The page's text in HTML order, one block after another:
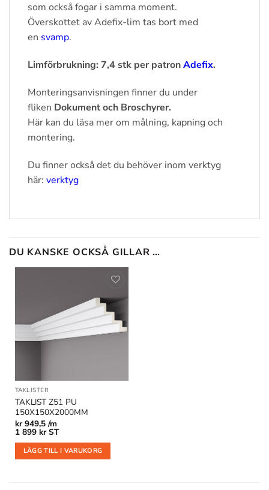
som också fogar i samma moment.
Överskottet av Adefix-lim tas bort med
en svamp.
Limförbrukning: 7,4 stk per patronAdefix.
Monteringsanvisningen finner du under
fliken Dokument och Broschyrer.
Här kan du läsa mer om målning, kapning och
montering.
Du finner också det du behöver inom verktyg
här: verktyg
DU KANSKE OCKSÅ GILLAR …
Lägg till
i
önskelistan
TAKLISTER
TAKLIST Z51 PU
150X150X2000MM
kr949,5 /m
1 899 kr ST
LÄGG TILL I VARUKORG